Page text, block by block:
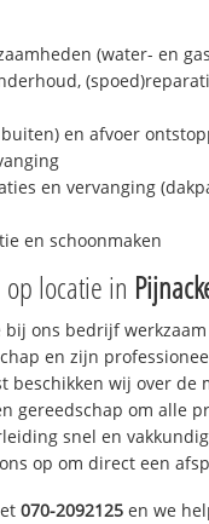
(water- en
en afvoer
en vervanging
en schoonmaken
locatie in
bij ons bedrijf
en zijn
beschikken wij over de
gereedschap om alle
snel en
op om direct een
070-2092125 en we